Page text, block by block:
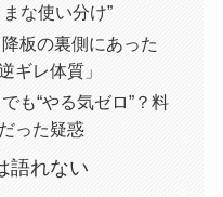
な使い分け”
板の裏側にあった
ギレ体質」
も“やる気ゼロ”？料
った疑惑
語れない